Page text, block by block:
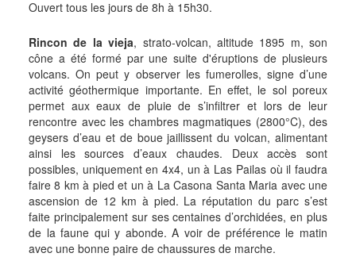
Ouvert tous les jours de 8h à 15h30.
Rincon de la vieja, strato-volcan, altitude 1895 m, son
cône a été formé par une suite d'éruptions de plusieurs
volcans. On peut y observer les fumerolles, signe d’une
activité géothermique importante. En effet, le sol poreux
permet aux eaux de pluie de s’infiltrer et lors de leur
rencontre avec les chambres magmatiques (2800°C), des
geysers d’eau et de boue jaillissent du volcan, alimentant
ainsi les sources d’eaux chaudes. Deux accès sont
possibles, uniquement en 4x4, un à Las Pailas où il faudra
faire 8 km à pied et un à La Casona Santa Maria avec une
ascension de 12 km à pied. La réputation du parc s’est
faite principalement sur ses centaines d’orchidées, en plus
de la faune qui y abonde. A voir de préférence le matin
avec une bonne paire de chaussures de marche.